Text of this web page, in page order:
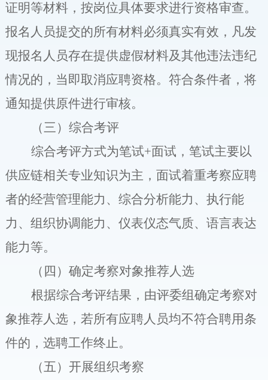
证明等材料，按岗位具体要求进行资格审查。
报名人员提交的所有材料必须真实有效，凡发
现报名人员存在提供虚假材料及其他违法违纪
情况的，当即取消应聘资格。符合条件者，将
通知提供原件进行审核。
（三） 综合考评
综合考评方式为笔试+面试， 笔试主要以
供应链相关专业知识为主，面试着重考察应聘
者的经营管理能力、综合分析能力、执行能
力、组织协调能力、仪表仪态气质、语言表达
能力等。
（四）确定考察对象推荐人选
根据综合考评结果 ， 由评委组确定考察对
象推荐人选， 若所有应聘人员均不符合聘用条
件的，选聘工作终止。
（五）开展组织考察